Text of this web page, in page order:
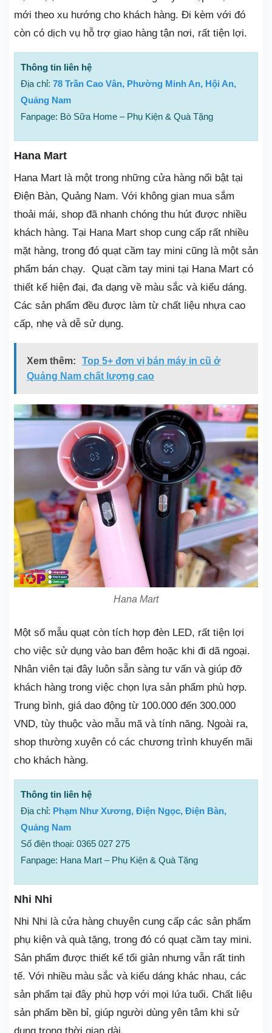
mới theo xu hướng cho khách hàng. Đi kèm với đó
còn có dịch vụ hỗ trợ giao hàng tận nơi, rất tiện lợi.
Thông tin liên hệ
Địa chỉ: 78 Trần Cao Vân, Phường Minh An, Hội An,
Quảng Nam
Fanpage: Bò Sữa Home – Phụ Kiện & Quà Tặng
Hana Mart
Hana Mart là một trong những cửa hàng nổi bật tại
Điện Bàn, Quảng Nam. Với không gian mua sắm
thoải mái, shop đã nhanh chóng thu hút được nhiều
khách hàng. Tại Hana Mart shop cung cấp rất nhiều
mặt hàng, trong đó quạt cầm tay mini cũng là một sản
phẩm bán chạy. Quạt cầm tay mini tại Hana Mart có
thiết kế hiện đại, đa dạng về màu sắc và kiểu dáng.
Các sản phẩm đều được làm từ chất liệu nhựa cao
cấp, nhẹ và dễ sử dụng.
Xem thêm:
Top 5+ đơn vị bán máy in cũ ở
Quảng Nam chất lượng cao
Hana Mart
Một số mẫu quạt còn tích hợp đèn LED, rất tiện lợi
cho việc sử dụng vào ban đêm hoặc khi đi dã ngoại.
Nhân viên tại đây luôn sẵn sàng tư vấn và giúp đỡ
khách hàng trong việc chọn lựa sản phẩm phù hợp.
Trung bình, giá dao động từ 100.000 đến 300.000
VND, tùy thuộc vào mẫu mã và tính năng. Ngoài ra,
shop thường xuyên có các chương trình khuyến mãi
cho khách hàng.
Thông tin liên hệ
Địa chỉ: Phạm Như Xương, Điện Ngọc, Điện Bàn,
Quảng Nam
Số điện thoại: 0365 027 275
Fanpage: Hana Mart – Phụ Kiện & Quà Tặng
Nhi Nhi
Nhi Nhi là cửa hàng chuyên cung cấp các sản phẩm
phụ kiện và quà tặng, trong đó có quạt cầm tay mini.
Sản phẩm được thiết kế tối giản nhưng vẫn rất tinh
tế. Với nhiều màu sắc và kiểu dáng khác nhau, các
sản phẩm tại đây phù hợp với mọi lứa tuổi. Chất liệu
sản phẩm bền bỉ, giúp người dùng yên tâm khi sử